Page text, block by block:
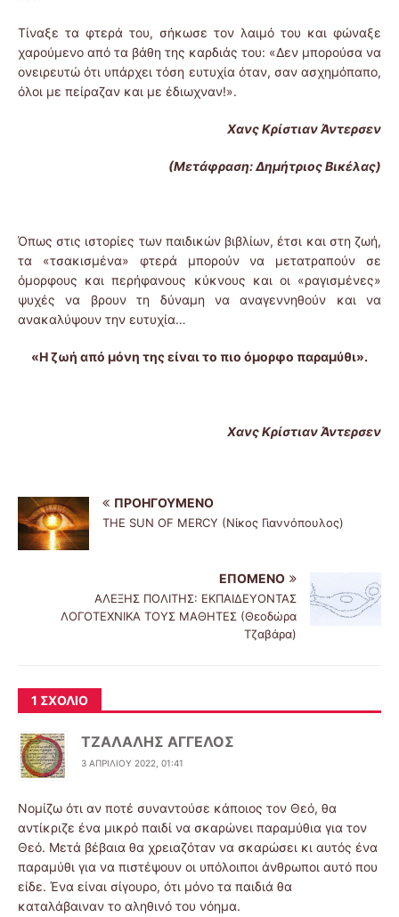
Τίναξε τα φτερά του, σήκωσε τον λαιμό του και φώναξε
χαρούμενο από τα βάθη της καρδιάς του: «Δεν μπορούσα να
ονειρευτώ ότι υπάρχει τόση ευτυχία όταν, σαν ασχημόπαπο,
όλοι με πείραζαν και με έδιωχναν!».
Χανς Κρίστιαν Άντερσεν
(Μετάφραση: Δημήτριος Βικέλας)
Όπως στις ιστορίες των παιδικών βιβλίων, έτσι και στη ζωή,
τα «τσακισμένα» φτερά μπορούν να μετατραπούν σε
όμορφους και περήφανους κύκνους και οι «ραγισμένες»
ψυχές να βρουν τη δύναμη να αναγεννηθούν και να
ανακαλύψουν την ευτυχία…
«Η ζωή από μόνη της είναι το πιο όμορφο παραμύθι».
Χανς Κρίστιαν Άντερσεν
ΠΡΟΗΓΟΎΜΕΝΟ
THE SUN OF MERCY (Νίκος Γιαννόπουλος)
ΕΠΌΜΕΝΟ
ΑΛΕΞΗΣ ΠΟΛΙΤΗΣ: ΕΚΠΑΙΔΕΥΟΝΤΑΣ
ΛΟΓΟΤΕΧΝΙΚΑ ΤΟΥΣ ΜΑΘΗΤΕΣ (Θεοδώρα
Τζαβάρα)
1 ΣΧΌΛΙΟ
ΤΖΑΛΑΛΗΣ ΑΓΓΕΛΟΣ
3 ΑΠΡΙΛΊΟΥ 2022, 01:41
Νομίζω ότι αν ποτέ συναντούσε κάποιος τον Θεό, θα
αντίκριζε ένα μικρό παιδί να σκαρώνει παραμύθια για τον
Θεό. Μετά βέβαια θα χρειαζόταν να σκαρώσει κι αυτός ένα
παραμύθι για να πιστέψουν οι υπόλοιποι άνθρωποι αυτό που
είδε. Ένα είναι σίγουρο, ότι μόνο τα παιδιά θα
καταλάβαιναν το αληθινό του νόημα.